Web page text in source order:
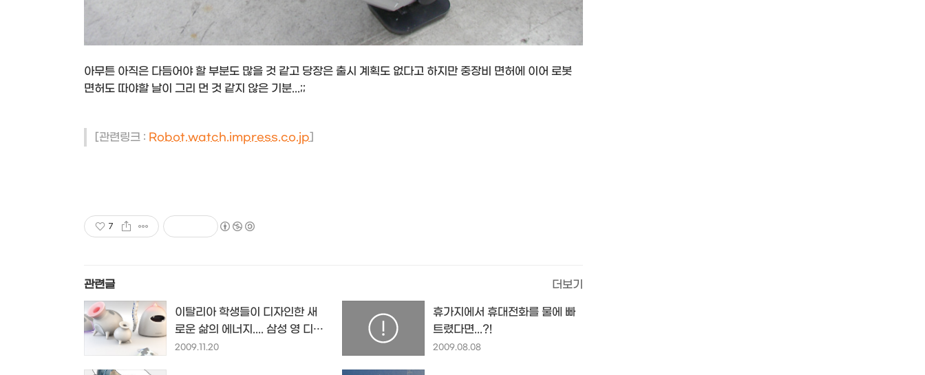
아무튼 아직은 다듬어야 할 부분도 많을 것 같고 당장은 출시 계획도 없다고 하지만 중장비 면허에 이어 로봇
면허도 따야할 날이 그리 먼 것 같지 않은 기분...;;
[관련링크 : Robot.watch.impress.co.jp]
7
관련글 더보기
이탈리아 학생들이 디자인한 새
로운 삶의 에너지.... 삼성 영 디자
인 어워드 수상작들
2009.11.20
휴가지에서 휴대전화를 물에 빠
트렸다면...?!
2009.08.08